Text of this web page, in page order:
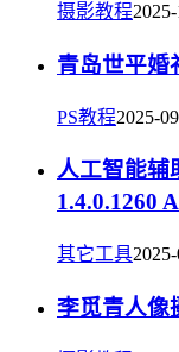
摄影教程
青岛世平婚
PS教程2025-
人工智能辅
1.4.0.1260
其它工具
李觅青人像